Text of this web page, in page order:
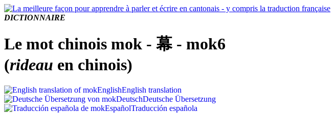
DICTIONNAIRE
Le mot chinois mok - 幕 - mok6
(rideau en chinois)
EnglishEnglish translation
DeutschDeutsche Übersetzung
EspañolTraducción española